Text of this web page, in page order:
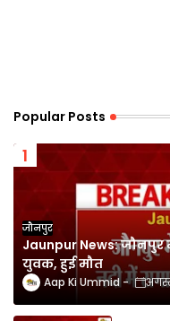
Popular Posts
जौनपुर
Jaunpur News:
युवक, हुई मौत
Aap Ki Ummid